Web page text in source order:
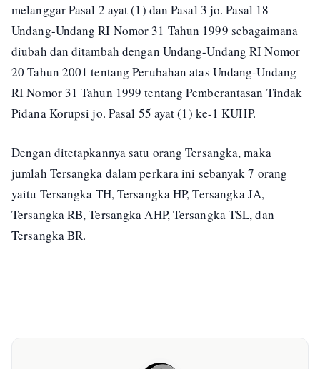
melanggar Pasal 2 ayat (1) dan Pasal 3 jo. Pasal 18
Undang-Undang RI Nomor 31 Tahun 1999 sebagaimana
diubah dan ditambah dengan Undang-Undang RI Nomor
20 Tahun 2001 tentang Perubahan atas Undang-Undang
RI Nomor 31 Tahun 1999 tentang Pemberantasan Tindak
Pidana Korupsi jo. Pasal 55 ayat (1) ke-1 KUHP.
Dengan ditetapkannya satu orang Tersangka, maka
jumlah Tersangka dalam perkara ini sebanyak 7 orang
yaitu Tersangka TH, Tersangka HP, Tersangka JA,
Tersangka RB, Tersangka AHP, Tersangka TSL, dan
Tersangka BR.